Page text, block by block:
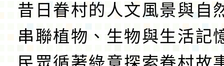
昔日眷村的人文風景與自
串聯植物、生物與生活記